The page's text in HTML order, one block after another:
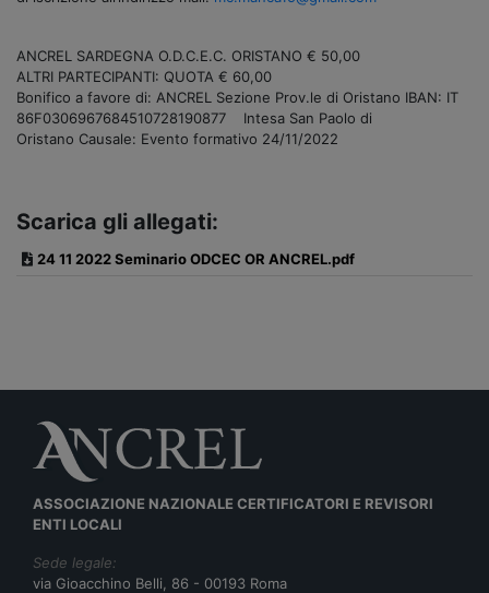
ANCREL SARDEGNA O.D.C.E.C. ORISTANO € 50,00
ALTRI PARTECIPANTI: QUOTA € 60,00
Bonifico a favore di: ANCREL Sezione Prov.le di Oristano IBAN: IT
86F0306967684510728190877 Intesa San Paolo di
Oristano Causale: Evento formativo 24/11/2022
Scarica gli allegati:
24 11 2022 Seminario ODCEC OR ANCREL.pdf
ASSOCIAZIONE NAZIONALE CERTIFICATORI E REVISORI
ENTI LOCALI
Sede legale:
via Gioacchino Belli, 86 - 00193 Roma